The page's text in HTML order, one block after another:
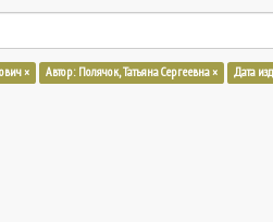
× Автор: Полячок, Татьяна Сергеевна × Дата